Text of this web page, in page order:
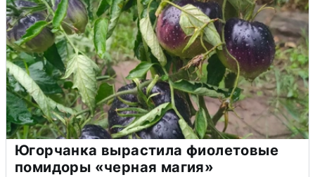
Югорчанка вырастила фиолетовые
помидоры «черная магия»